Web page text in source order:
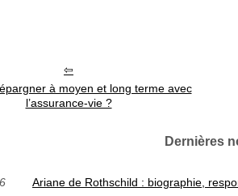
à moyen et long terme avec
l’assurance-vie ?
Dernières
Ariane de Rothschild : biographie,